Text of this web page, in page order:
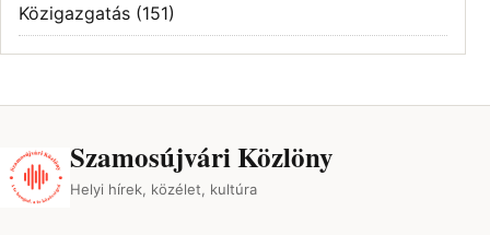
Közigazgatás (151)
Szamosújvári Közlöny
Helyi hírek, közélet, kultúra